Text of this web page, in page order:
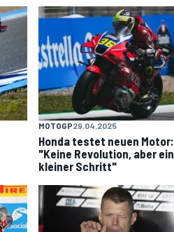
MOTOGP29.04.2025
Honda testet neuen Motor:
"Keine Revolution, aber ein
kleiner Schritt"